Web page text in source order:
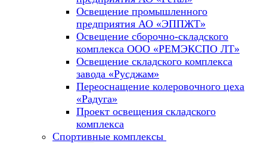
Освещение промышленного
предприятия АО «ЭППЖТ»
Освещение сборочно-складского
комплекса ООО «РЕМЭКСПО ЛТ»
Освещение складского комплекса
завода «Русджам»
Переоснащение колеровочного цеха
«Радуга»
Проект освещения складского
комплекса
Спортивные комплексы